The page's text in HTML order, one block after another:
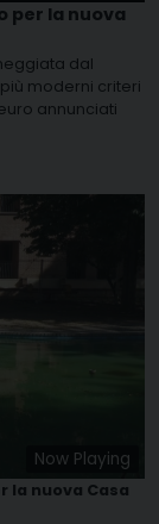
per la nuova
dal
moderni criteri
annunciati
Now Playing
la nuova Casa